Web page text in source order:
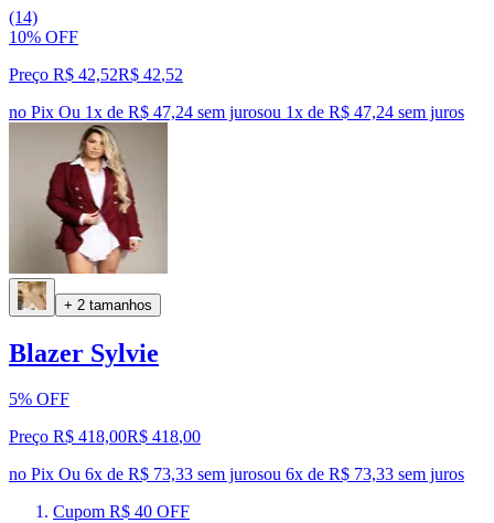
(14)
10% OFF
Preço R$ 42,52R$ 42,52
no Pix Ou 1x de R$ 47,24 sem jurosou 1x de R$ 47,24 sem juros
+ 2 tamanhos
Blazer Sylvie
5% OFF
Preço R$ 418,00R$ 418,00
no Pix Ou 6x de R$ 73,33 sem jurosou 6x de R$ 73,33 sem juros
Cupom R$ 40 OFF